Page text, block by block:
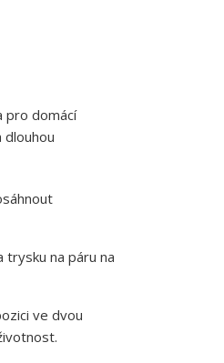
pro domácí
dlouhou
trysku na páru na
ve dvou